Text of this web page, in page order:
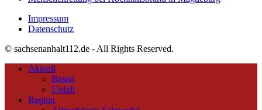
Impressum
Datenschutz
© sachsenanhalt112.de - All Rights Reserved.
Aktuell
Brand
Unfall
Region